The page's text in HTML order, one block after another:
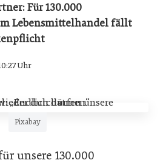
Für 130.000
Lebensmittelhandel fällt
Uhr
Pixabay
unsere 130.000